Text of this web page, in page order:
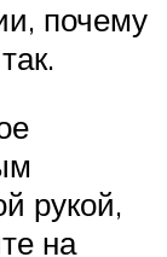
почему
рукой,
на